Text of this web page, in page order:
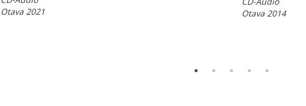
Otava 2021
Otava 2014